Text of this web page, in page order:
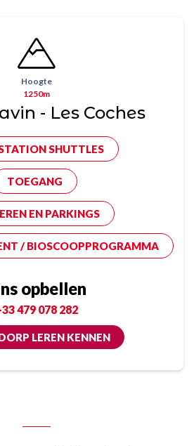
Hoogte
1250m
- Les Coches
SHUTTLES
TOEGANG
EN PARKINGS
/ BIOSCOOPPROGRAMMA
opbellen
479 078 282
LEREN KENNEN